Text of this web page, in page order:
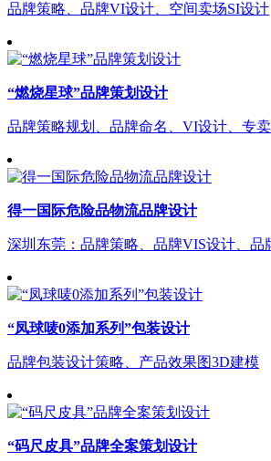
品牌策略、品牌VI设计、空间卖场SI设计
“燃烧星球”品牌策划设计
品牌策略规划、品牌命名、VI设计、专
得一国际危险品物流品牌设计
深圳东莞：品牌策略、品牌VIS设计、
“凤球唛0添加系列”包装设计
品牌包装设计策略、产品效果图3D建模
“码尺皮具”品牌全案策划设计